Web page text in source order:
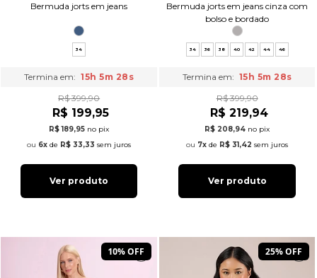
Bermuda jorts em jeans
34
Termina em: 15h 5m 27s
R$ 399,90
R$ 199,95
R$ 189,95 no pix
6x de R$ 33,33 sem juros
Ver produto
Bermuda jorts em jeans cinza com
bolso e bordado
34 36 38 40 42 44 46
Termina em: 15h 5m 27s
R$ 399,90
R$ 219,94
R$ 208,94 no pix
7x de R$ 31,42 sem juros
Ver produto
10% OFF 25% OFF